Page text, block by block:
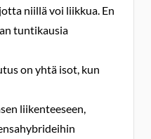
niillä voi liikkua. En
tuntikausia
on yhtä isot, kun
liikenteeseen,